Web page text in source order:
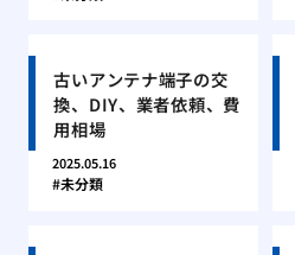
古いアンテナ端子の交
換、DIY、業者依頼、費
用相場
2025.05.16
未分類